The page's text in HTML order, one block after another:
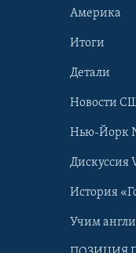
Америка
Итоги
Детали
Новости
Нью-Йорк
Дискуссия
История
Учим